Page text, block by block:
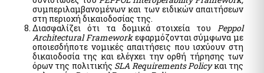
communication & with physical presence (General
Information for Debt Management) from the Gener. Secret.
of the Financial Sector & Private Debt Management of the
Ministry of National Economy & Finance
myPyrasfaleialive - Service by video conference, telephone
communication or physical presence from the Preventive
and Suppressive Fire Safety Offices of the Fire Brigade of
συμπεριλαμβανομένων και των ειδικών απαιτήσεων
στη περιοχή δικαιοδοσίας της.
Διασφαλίζει ότι τα δομικά στοιχεία του Peppol
Architectural Frameworkεφαρμόζονται σύμφωνα με
οποιεσδήποτε νομικές απαιτήσεις που ισχύουν στη
δικαιοδοσία της και ελέγχει την ορθή τήρησης των
όρων της πολιτικής SLA Requirements Policyκαι της